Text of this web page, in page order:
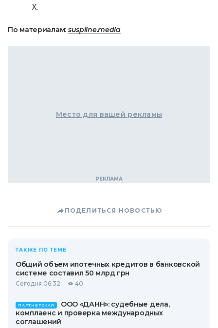
Х.
По материалам: suspilne.media
Место для вашей рекламы
ПОДЕЛИТЬСЯ НОВОСТЬЮ
ТАКЖЕ ПО ТЕМЕ
Общий объем ипотечных кредитов в банковской
системе составил 50 млрд грн
Сегодня 06:32 40
ПАРТНЕРСКАЯ
ООО «ДАНН»: судебные дела,
комплаенс и проверка международных
соглашений